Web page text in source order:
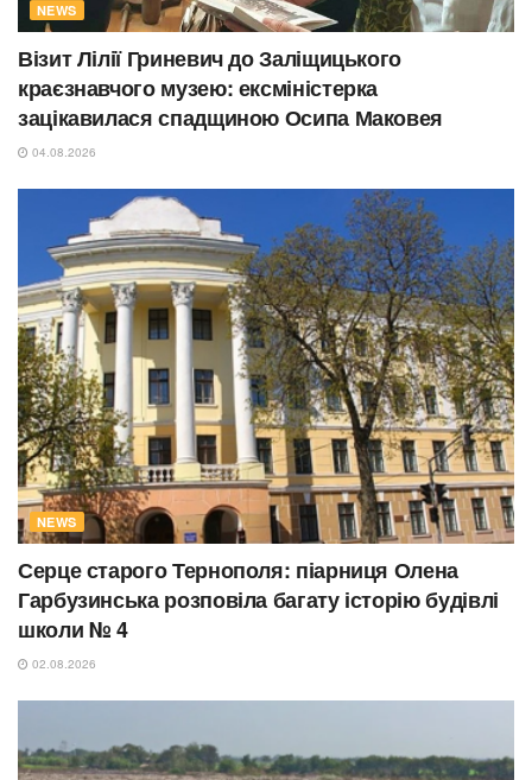
NEWS
Візит Лілії Гриневич до Заліщицького
краєзнавчого музею: ексміністерка
зацікавилася спадщиною Осипа Маковея
04.08.2026
NEWS
Серце старого Тернополя: піарниця Олена
Гарбузинська розповіла багату історію будівлі
школи № 4
02.08.2026